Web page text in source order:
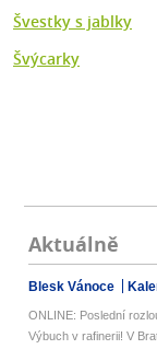
Švestky s jablky
Švýcarky
Aktuálně
Blesk Vánoce
ONLINE: Poslední
Výbuch v rafinerii! V